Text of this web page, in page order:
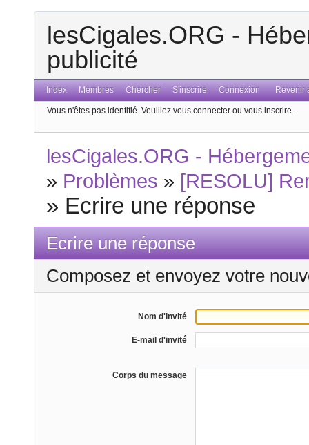
lesCigales.ORG -
publicité
Index Membres Chercher S'inscrire Connexion Revenir
Vous n'êtes pas identifié. Veuillez vous connecter ou vous inscrire.
lesCigales.ORG -
» Problèmes » [RESOLU]
» Ecrire une réponse
Ecrire une réponse
Composez et envoyez votre
Nom d'invité
E-mail d'invité
Corps du message